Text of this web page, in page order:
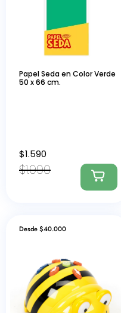
Papel Seda en Color Verde
50 x 66 cm.
$1.990
$1.590
Desde $40.000